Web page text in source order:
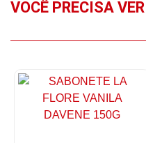
VOCÊ PRECISA VER